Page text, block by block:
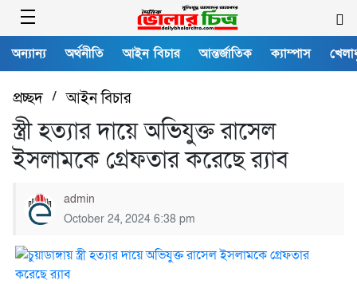
অন্যান্য অর্থনীতি আইন বিচার আন্তর্জাতিক ক্যাম্পাস
প্রচ্ছদ/আইন বিচার
স্ত্রী হত্যার দায়ে অভিযুক্ত রাসেল
ইসলামকে গ্রেফতার করেছে র‌্যাব
admin
October 24, 2024 6:38 pm